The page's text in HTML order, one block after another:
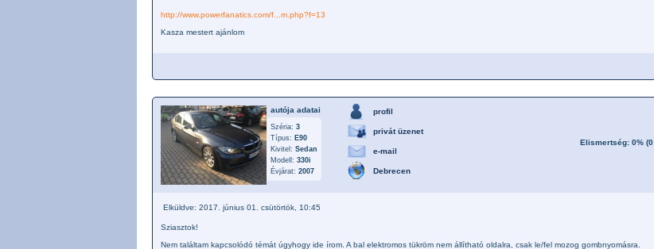
http://www.powerfanatics.com/f...m.php?f=13
Kasza mestert ajánlom
autója adatai
Széria: 3
Típus: E90
Kivitel: Sedan
Modell: 330i
Évjárat: 2007
profil
privát üzenet
e-mail
Debrecen
Elismertség: 0% (0
Elküldve: 2017. június 01. csütörtök, 10:45
Sziasztok!
Nem találtam kapcsolódó témát úgyhogy ide írom. A bal elektromos tükröm nem állítható oldalra, csak le/fel mozog gombnyomásra.